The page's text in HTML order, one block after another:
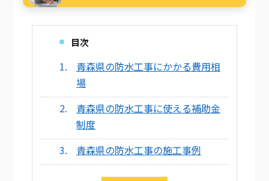
目次
青森県の防水工事にかかる費用相
場
青森県の防水工事に使える補助金
制度
青森県の防水工事の施工事例